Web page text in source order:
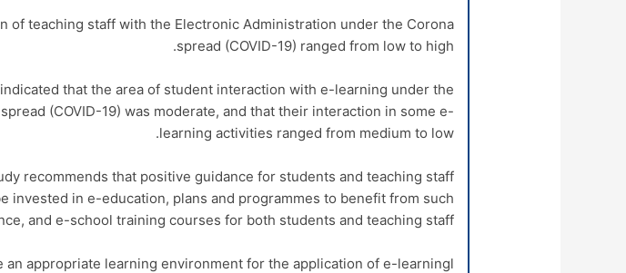
of teaching staff with the Electronic Administration under the Corona
spread (COVID-19) ranged from low to high.
that the area of student interaction with e-learning under the
(COVID-19) was moderate, and that their interaction in some e-
learning activities ranged from medium to low.
recommends that positive guidance for students and teaching staff
invested in e-education, plans and programmes to benefit from such
and e-school training courses for both students and teaching staff.
an appropriate learning environment for the application of e-learningl.